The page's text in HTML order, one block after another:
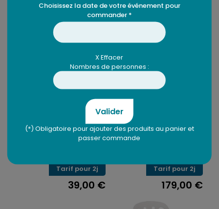
Produits similaires
Machine barbe à
Tarif pour 2j
39,00 €
Grand Château
gonflable
Tarif pour 2j
179,00 €
Choisissez la date de votre événement pour
commander *
X Effacer
Nombres de personnes :
Valider
(*) Obligatoire pour ajouter des produits au panier et
passer commande